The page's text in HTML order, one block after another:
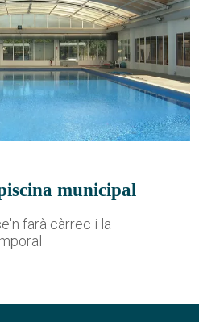
municipal
farà càrrec i la